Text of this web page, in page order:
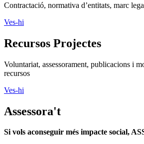
Contractació, normativa d’entitats, marc
Ves-hi
Recursos Projectes
Voluntariat, assessorament, publicacions i
recursos
Ves-hi
Assessora't
Si vols aconseguir més impacte social,